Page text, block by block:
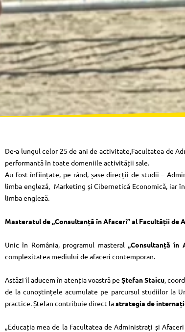
De-a lungul celor 25 de ani de activitate,Facultatea de
performantă în toate domeniile activității sale.
Au fost înființate, pe rând, șase direcții de studii –
limba engleză, Marketing și Cibernetică Economică, iar
limba engleză.
Masteratul de „Consultanță în Afaceri” al Facultății
Unic în România, programul masteral „Consultanță în
complexitatea mediului de afaceri contemporan.
Astăzi îl aducem în atenția voastră peȘtefan Staicu,
de la cunoștințele acumulate pe parcursul studiilor la
practice. Ștefan contribuie direct lastrategia de
„Educația mea de la Facultatea de Administrați și